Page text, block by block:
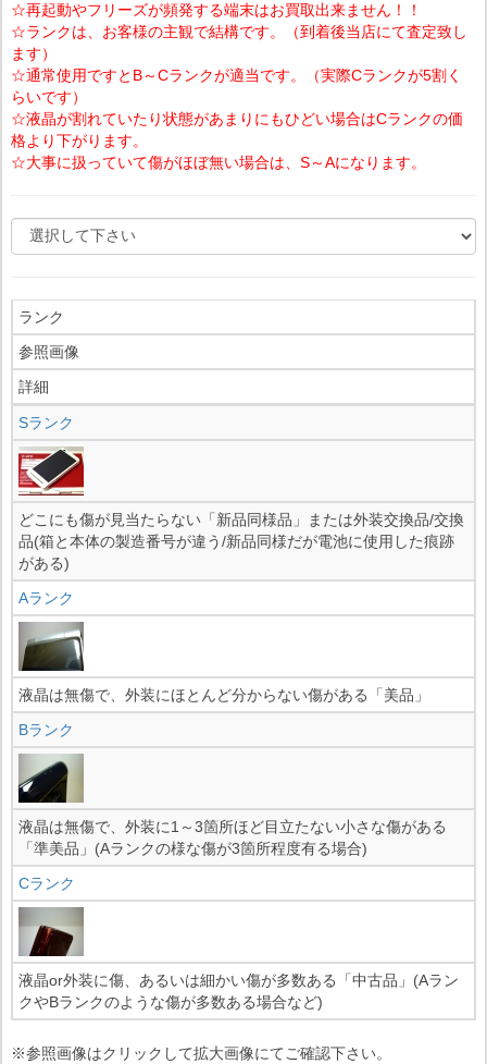
☆再起動やフリーズが頻発する端末はお買取出来ません！！
☆ランクは、お客様の主観で結構です。（到着後当店にて査定致し
ます）
☆通常使用ですとB～Cランクが適当です。（実際Cランクが5割く
らいです）
☆液晶が割れていたり状態があまりにもひどい場合はCランクの価
格より下がります。
☆大事に扱っていて傷がほぼ無い場合は、S～Aになります。
ランク
参照画像
詳細
Sランク
どこにも傷が見当たらない「新品同様品」または外装交換品/交換
品(箱と本体の製造番号が違う/新品同様だが電池に使用した痕跡
がある)
Aランク
液晶は無傷で、外装にほとんど分からない傷がある「美品」
Bランク
液晶は無傷で、外装に1～3箇所ほど目立たない小さな傷がある
「準美品」(Aランクの様な傷が3箇所程度有る場合)
Cランク
液晶or外装に傷、あるいは細かい傷が多数ある「中古品」(Aラン
クやBランクのような傷が多数ある場合など)
※参照画像はクリックして拡大画像にてご確認下さい。